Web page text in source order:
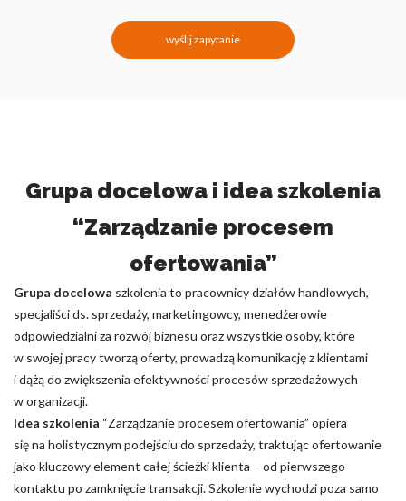
wyślij zapytanie
Grupa docelowa i idea szkolenia
“Zarządzanie procesem
ofertowania”
Grupa docelowa szkolenia to pracownicy działów handlowych,
specjaliści ds. sprzedaży, marketingowcy, menedżerowie
odpowiedzialni za rozwój biznesu oraz wszystkie osoby, które
w swojej pracy tworzą oferty, prowadzą komunikację z klientami
i dążą do zwiększenia efektywności procesów sprzedażowych
w organizacji.
Idea szkolenia “Zarządzanie procesem ofertowania” opiera
się na holistycznym podejściu do sprzedaży, traktując ofertowanie
jako kluczowy element całej ścieżki klienta – od pierwszego
kontaktu po zamknięcie transakcji. Szkolenie wychodzi poza samo